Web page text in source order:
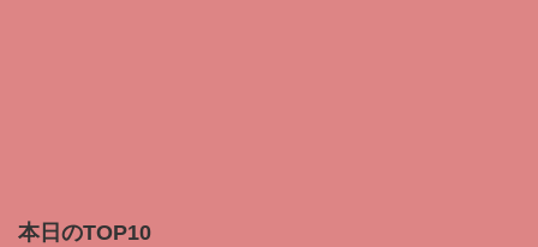
本日のTOP10